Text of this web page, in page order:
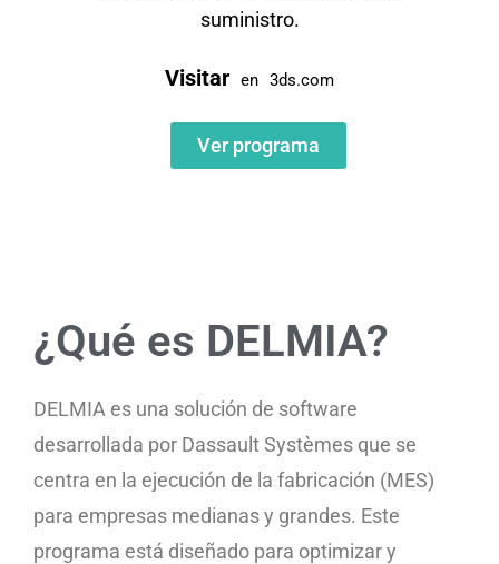
suministro.
Visitar en 3ds.com
Ver programa
¿Qué es DELMIA?
DELMIA es una solución de software
desarrollada por Dassault Systèmes que se
centra en la ejecución de la fabricación (MES)
para empresas medianas y grandes. Este
programa está diseñado para optimizar y